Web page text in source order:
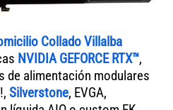
Collado Villalba
NVIDIA GEFORCE RTX™,
de alimentación modulares
Silverstone, EVGA,